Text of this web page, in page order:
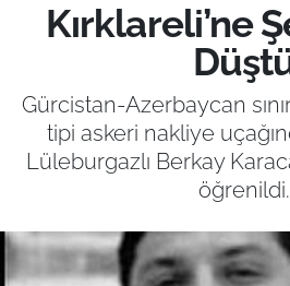
Kırklareli’ne
Gürcistan-Azerbaycan
tipi askeri nakliye
Lüleburgazlı Berkay
öğrenildi.
ASAYİŞ
GÜNDEM
SAĞLIK